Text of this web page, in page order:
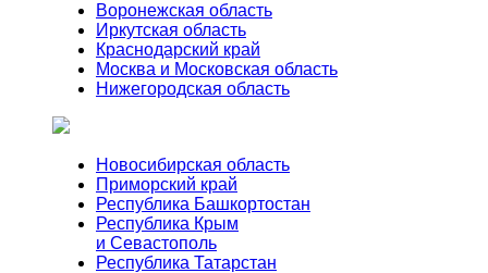
Воронежская область
Иркутская область
Краснодарский край
Москва и Московская область
Нижегородская область
Новосибирская область
Приморский край
Республика Башкортостан
Республика Крым
и Севастополь
Республика Татарстан